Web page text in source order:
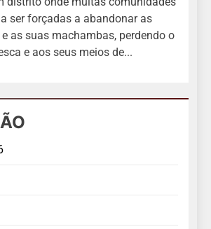
ser forçadas a abandonar as
as suas machambas, perdendo o
e aos seus meios de...